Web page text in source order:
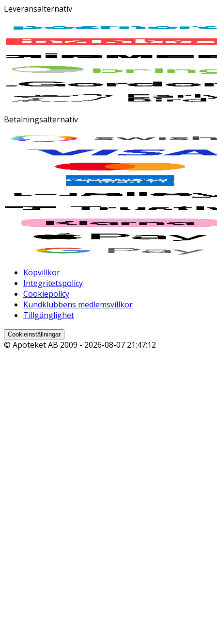
Leveransalternativ
Betalningsalternativ
Köpvillkor
Integritetspolicy
Cookiepolicy
Kundklubbens medlemsvillkor
Tillgänglighet
Cookieinställningar
© Apoteket AB 2009 - 2026-08-07 21:47:12